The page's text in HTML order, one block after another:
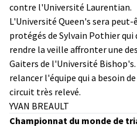
contre l'Université Laurentian.
L'Université Queen's sera
protégés de Sylvain Pothier
rendre la veille affronter une
Gaiters de l'Université
relancer l'équipe qui a besoin
circuit très relevé.
YVAN BREAULT
Championnat du monde de